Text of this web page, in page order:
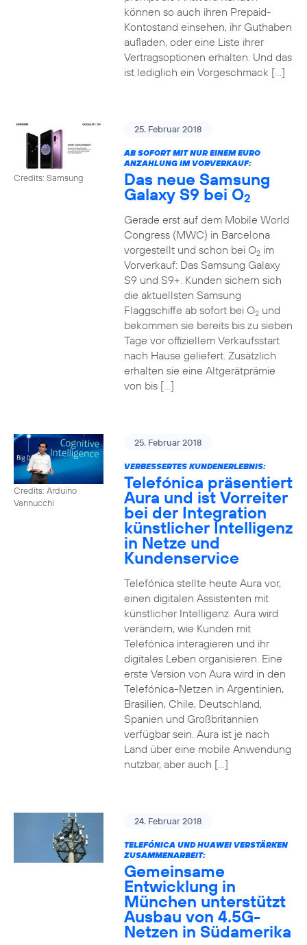
können so auch ihren Prepaid-
Kontostand einsehen, ihr Guthaben
aufladen, oder eine Liste ihrer
Vertragsoptionen erhalten. Und das
ist lediglich ein Vorgeschmack […]
Credits: Samsung
25. Februar 2018
AB SOFORT MIT NUR EINEM EURO
ANZAHLUNG IM VORVERKAUF:
Das neue Samsung
Galaxy S9 bei O2
Gerade erst auf dem Mobile World
Congress (MWC) in Barcelona
vorgestellt und schon bei O2im
Vorverkauf: Das Samsung Galaxy
S9 und S9+. Kunden sichern sich
die aktuellsten Samsung
Flaggschiffe ab sofort bei O2und
bekommen sie bereits bis zu sieben
Tage vor offiziellem Verkaufsstart
nach Hause geliefert. Zusätzlich
erhalten sie eine Altgerätprämie
von bis […]
Credits: Arduino
Vannucchi
25. Februar 2018
VERBESSERTES KUNDENERLEBNIS:
Telefónica präsentiert
Aura und ist Vorreiter
bei der Integration
künstlicher Intelligenz
in Netze und
Kundenservice
Telefónica stellte heute Aura vor,
einen digitalen Assistenten mit
künstlicher Intelligenz. Aura wird
verändern, wie Kunden mit
Telefónica interagieren und ihr
digitales Leben organisieren. Eine
erste Version von Aura wird in den
Telefónica-Netzen in Argentinien,
Brasilien, Chile, Deutschland,
Spanien und Großbritannien
verfügbar sein. Aura ist je nach
Land über eine mobile Anwendung
nutzbar, aber auch […]
24. Februar 2018
TELEFÓNICA UND HUAWEI VERSTÄRKEN
ZUSAMMENARBEIT:
Gemeinsame
Entwicklung in
München unterstützt
Ausbau von 4.5G-
Netzen in Südamerika